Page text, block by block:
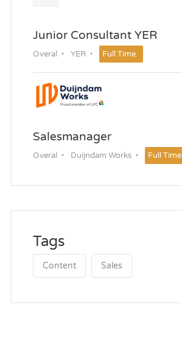
Junior Consultant YER
Overal YER Full Time
Salesmanager
Overal Duijndam Works Full Time
Tags
Content Sales